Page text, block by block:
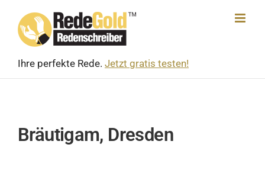
content
Ihre perfekte Rede. Jetzt gratis testen!
Bräutigam, Dresden